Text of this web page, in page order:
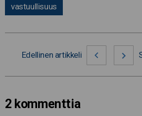
vastuullisuus
Edellinen artikkeli
2 kommenttia